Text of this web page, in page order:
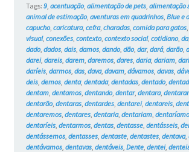
Tags: 9, acentuação, alimentação de pets, alimentação
animal de estimação, aventuras em quadrinhos, Blue e
capucho, caricatura, cefra, charadas, comida para gatos,
visual, conexões, contexto, contexto social, cotidiano, da,
dado, dados, dais, damos, dando, dão, dar, dará, darão,
darei, dareis, darem, daremos, dares, daria, dariam,
daríeis, darmos, das, dava, davam, dávamos, davas,
deis, demos, denta, dentada, dentadas, dentado,
dentam, dentamos, dentando, dentar, dentara,
dentarão, dentaras, dentardes, dentarei, dentareis,
dentaremos, dentares, dentaria, dentariam,
dentaríeis, dentarmos, dentas, dentasse, dentásseis,
dentássemos, dentasses, dentaste, dentastes, dentava,
dentávamos, dentavas, dentáveis, Dente, dentei,